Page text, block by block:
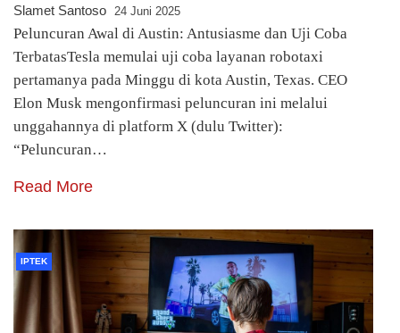
Slamet Santoso 24 Juni 2025
Peluncuran Awal di Austin: Antusiasme dan Uji Coba
TerbatasTesla memulai uji coba layanan robotaxi
pertamanya pada Minggu di kota Austin, Texas. CEO
Elon Musk mengonfirmasi peluncuran ini melalui
unggahannya di platform X (dulu Twitter):
“Peluncuran…
Read More
IPTEK